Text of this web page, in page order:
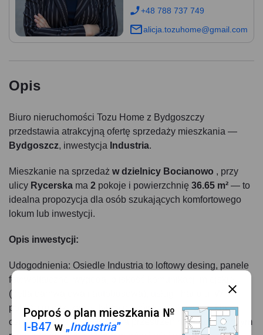
Poproś o plan mieszkania №
I-B47 w „Industria”
+48 788 737 749
alicja.tozuhome@gmail.com
Opis
Biuro nieruchomości Tozu Home z Bydgoszczy
przedstawia atrakcyjną ofertę sprzedaży mieszkania —
Bydgoszcz, inwestycja Industria.
Mieszkanie na sprzedaż w dzielnicy Bocianowo , przy
ulicy Rycerska ma 2 pokoje i powierzchnię 36.65 m² — to
idealna propozycja dla osób szukających komfortowego
lokum lub inwestycji.
Opis inwestycji:
Udogodnienia: Osiedle Industria to loftowy desing, panele
fotowoltaiczne, wygoda, bliskość komunikacji miejskiej
(pętla tramwajowa i autobusowa), usług i handlu. W
pobliżu mieszczą się także placówki edukacyjne. Na
osiedlu znajdzie się wspólna przestrzeń rekreacyjna w tym